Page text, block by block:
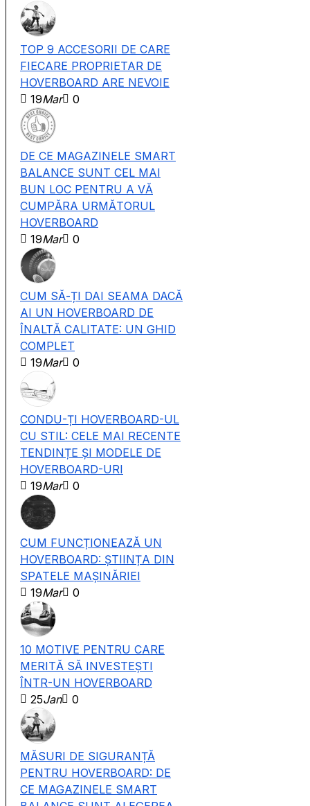
TOP 9 ACCESORII DE CARE
FIECARE PROPRIETAR DE
HOVERBOARD ARE NEVOIE
19Mar 0
DE CE MAGAZINELE SMART
BALANCE SUNT CEL MAI
BUN LOC PENTRU A VĂ
CUMPĂRA URMĂTORUL
HOVERBOARD
19Mar 0
CUM SĂ-ȚI DAI SEAMA DACĂ
AI UN HOVERBOARD DE
ÎNALTĂ CALITATE: UN GHID
COMPLET
19Mar 0
CONDU-ȚI HOVERBOARD-UL
CU STIL: CELE MAI RECENTE
TENDINȚE ȘI MODELE DE
HOVERBOARD-URI
19Mar 0
CUM FUNCȚIONEAZĂ UN
HOVERBOARD: ȘTIINȚA DIN
SPATELE MAȘINĂRIEI
19Mar 0
10 MOTIVE PENTRU CARE
MERITĂ SĂ INVESTEȘTI
ÎNTR-UN HOVERBOARD
25Jan 0
MĂSURI DE SIGURANȚĂ
PENTRU HOVERBOARD: DE
CE MAGAZINELE SMART